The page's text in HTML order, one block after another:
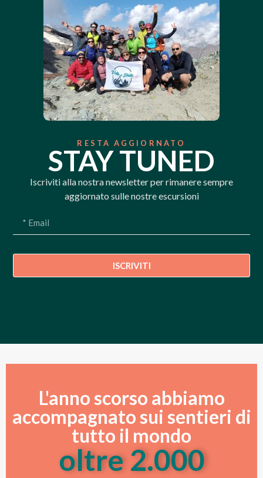
RESTA AGGIORNATO
STAY TUNED
Iscriviti alla nostra newsletter per rimanere sempre
aggiornato sulle nostre escursioni
ISCRIVITI
L'anno scorso abbiamo
accompagnato sui sentieri di
tutto il mondo
oltre 2.000